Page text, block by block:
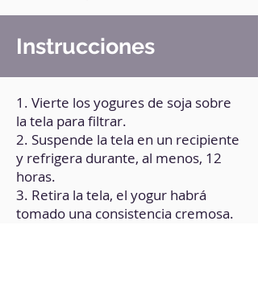
Instrucciones
1. Vierte los yogures de soja sobre
la tela para filtrar.
2. Suspende la tela en un recipiente
y refrigera durante, al menos, 12
horas.
3. Retira la tela, el yogur habrá
tomado una consistencia cremosa.